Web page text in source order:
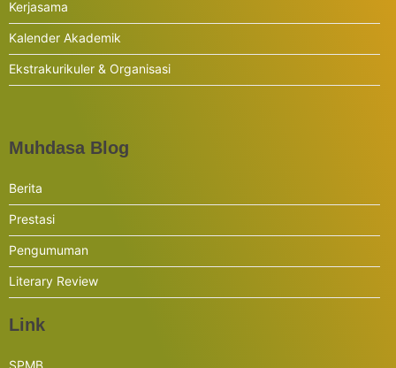
Kerjasama
Kalender Akademik
Ekstrakurikuler & Organisasi
Muhdasa Blog
Berita
Prestasi
Pengumuman
Literary Review
Link
SPMB